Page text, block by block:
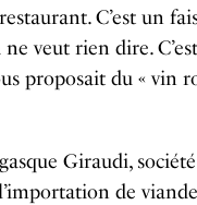
C’est un
veut rien dire.
proposait du « vin
Giraudi,
de